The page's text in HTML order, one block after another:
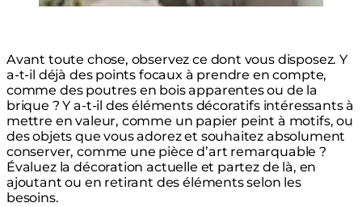
Avant toute chose, observez ce dont vous disposez. Y
a-t-il déjà des points focaux à prendre en compte,
comme des poutres en bois apparentes ou de la
brique ? Y a-t-il des éléments décoratifs intéressants à
mettre en valeur, comme un papier peint à motifs, ou
des objets que vous adorez et souhaitez absolument
conserver, comme une pièce d’art remarquable ?
Évaluez la décoration actuelle et partez de là, en
ajoutant ou en retirant des éléments selon les
besoins.